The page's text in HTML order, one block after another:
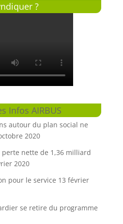
?
Infos AIRBUS
autour du plan social ne
2020
nette de 1,36 milliard
2020
pour le service 13 février
se retire du programme